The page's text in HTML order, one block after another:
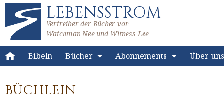
LEBENSSTROM
Vertreiber der Bücher von
Watchman Nee und Witness Lee
Bibeln Bücher Abonnements Über uns
BÜCHLEIN